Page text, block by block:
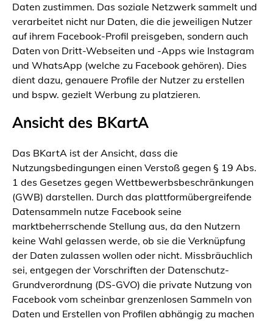
Daten zustimmen. Das soziale Netzwerk sammelt und
verarbeitet nicht nur Daten, die die jeweiligen Nutzer
auf ihrem Facebook-Profil preisgeben, sondern auch
Daten von Dritt-Webseiten und -Apps wie Instagram
und WhatsApp (welche zu Facebook gehören). Dies
dient dazu, genauere Profile der Nutzer zu erstellen
und bspw. gezielt Werbung zu platzieren.
Ansicht des BKartA
Das BKartA ist der Ansicht, dass die
Nutzungsbedingungen einen Verstoß gegen § 19 Abs.
1 des Gesetzes gegen Wettbewerbsbeschränkungen
(GWB) darstellen. Durch das plattformübergreifende
Datensammeln nutze Facebook seine
marktbeherrschende Stellung aus, da den Nutzern
keine Wahl gelassen werde, ob sie die Verknüpfung
der Daten zulassen wollen oder nicht. Missbräuchlich
sei, entgegen der Vorschriften der Datenschutz-
Grundverordnung (DS-GVO) die private Nutzung von
Facebook vom scheinbar grenzenlosen Sammeln von
Daten und Erstellen von Profilen abhängig zu machen